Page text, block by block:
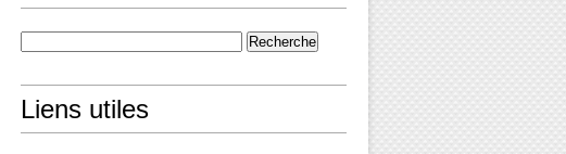
Liens utiles